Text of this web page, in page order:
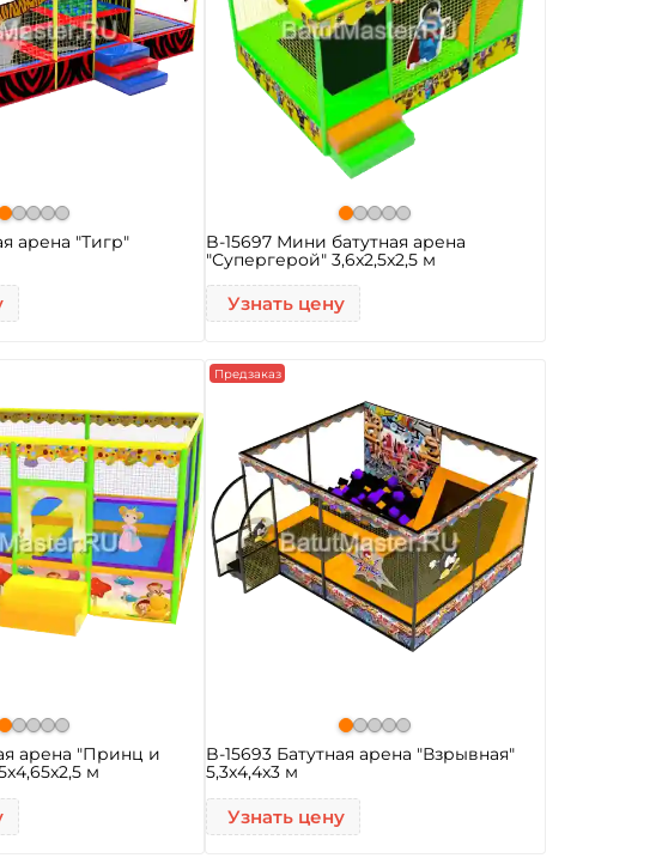
арена "Тигр"
B-15697 Мини батутная арена
"Супергерой" 3,6x2,5x2,5 м
Узнать цену
арена "Принц и
м
Предзаказ
B-15693 Батутная арена "Взрывная"
5,3x4,4x3 м
Узнать цену